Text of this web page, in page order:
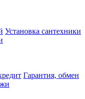
Установка сантехники
Гарантия, обмен